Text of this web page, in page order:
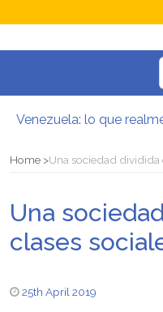
El mito de la hoz y el
Postura oportunista
Home Una sociedad dividida
Una
clases
25th April 2019